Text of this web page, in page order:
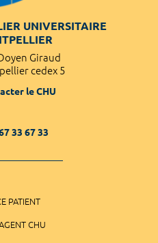
UNIVERSITAIRE
Giraud
cedex 5
le CHU
33 67 33
PATIENT
CHU